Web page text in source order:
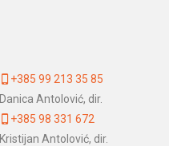
+385 99 213 35 85
Danica Antolović, dir.
+385 98 331 672
Kristijan Antolović, dir.